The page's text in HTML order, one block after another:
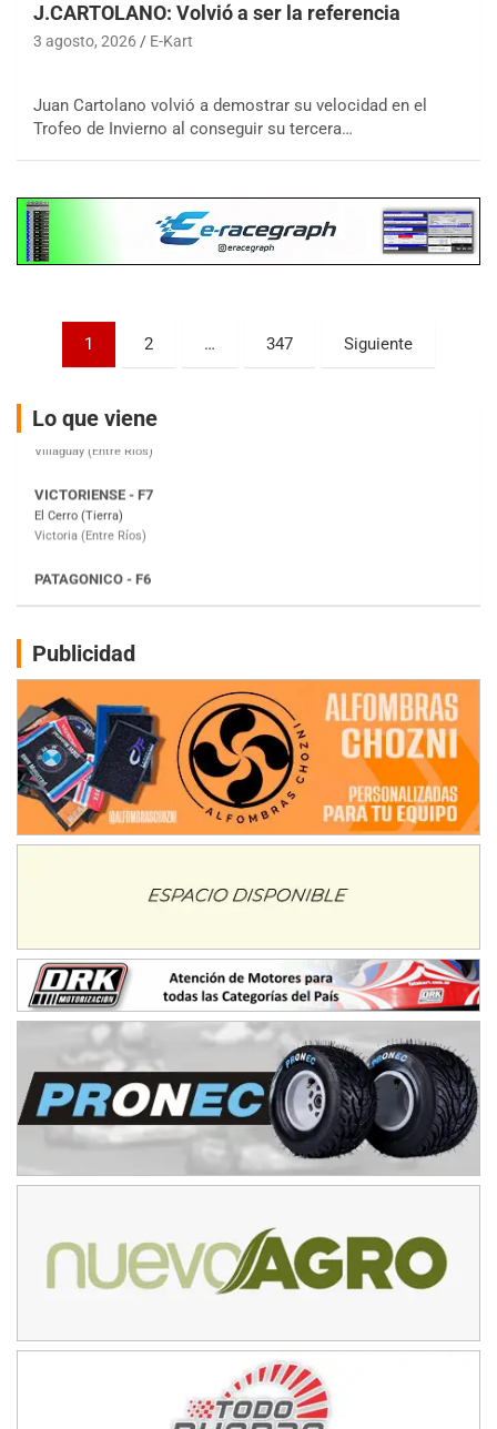
J.CARTOLANO: Volvió a ser la referencia
3 agosto, 2026 E-Kart
Juan Cartolano volvió a demostrar su velocidad en el
Trofeo de Invierno al conseguir su tercera…
Paginación
entradas
1 2 … 347 Siguiente
Lo que viene
IAME SERIES ARGENTINA 6
Baradero (Buenos Aires)
KDO - F6
Ciudad de Trenque Lauquen (Asfalto)
Trenque Lauquen (Buenos Aires)
VICTORIENSE - F7
Victoria (Entre Ríos)
PATAGONICO - F6
Gral. E. Godoy (Río Negro)
CSK - F7
Humboldt (Santa Fe)
Ciudad de Avellaneda (Asfalto)
Avellaneda (Santa Fe)
SUR SANTAFESINO - F4
José Samuel Sánchez (Tierra)
Rufino (Santa Fe)
TUCUMANO - F5
Juan Navarro (Asfalto)
El Timbó (Tucumán)
Ramiro Tot (Asfalto)
Baradero (Buenos Aires)
KDO - F6
Ciudad de Trenque Lauquen (Asfalto)
Trenque Lauquen (Buenos Aires)
ENTRERRIANO - F6 (POSTERGADA)
Parque de la Velocidad (Asfalto)
Villaguay (Entre Ríos)
VICTORIENSE - F7
PATAGONICO - F6
Publicidad